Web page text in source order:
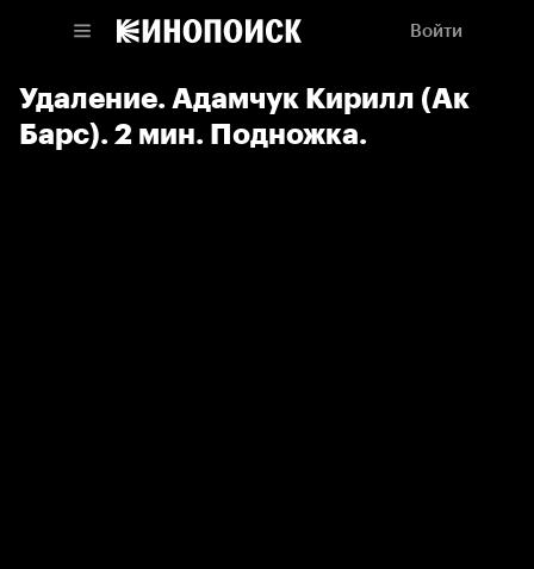
Войти
Удаление. Адамчук Кирилл (Ак
Барс). 2 мин. Подножка.